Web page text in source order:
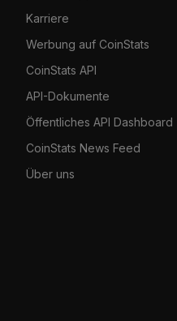
Karriere
Werbung auf CoinStats
CoinStats API
API-Dokumente
Öffentliches API Dashboard
CoinStats News Feed
Über uns